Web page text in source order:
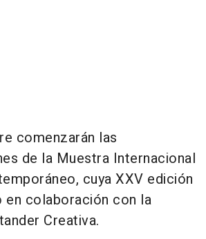
comenzarán las
de la Muestra Internacional
cuya XXV edición
en colaboración con la
Creativa.